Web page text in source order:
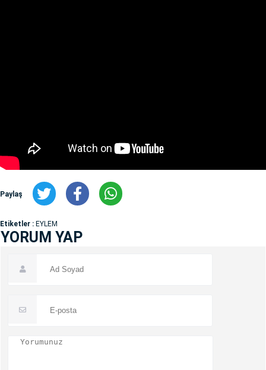
Paylaş
Etiketler : EYLEM
YORUM YAP